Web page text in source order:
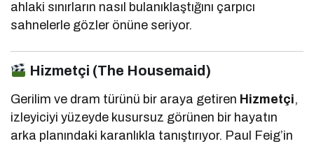
ahlaki sınırların nasıl bulanıklaştığını çarpıcı
sahnelerle gözler önüne seriyor.
Hizmetçi (The Housemaid)
Gerilim ve dram türünü bir araya getiren Hizmetçi,
izleyiciyi yüzeyde kusursuz görünen bir hayatın
arka planındaki karanlıkla tanıştırıyor. Paul Feig’in